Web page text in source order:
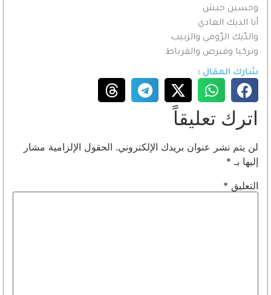
وحسين حبش
أنا الديك العادي
والدّيك الرّومي والزبيب
وتركيا وقبرص والقرباط.
شارك المقال :
اترك تعليقاً
لن يتم نشر عنوان بريدك الإلكتروني. الحقول الإلزامية مشار
إليها بـ *
التعليق *